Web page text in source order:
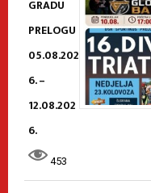
GRADU
PRELOGU
05.08.202
6. –
12.08.202
6.
453